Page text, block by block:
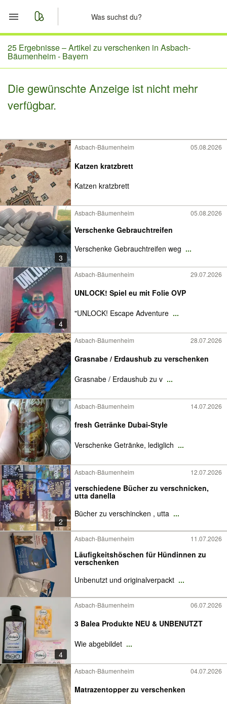
Start
Merkliste
Nachrichten
25 Ergebnisse –Artikel zu verschenken in Asbach-
Bäumenheim - Bayern
Die gewünschte Anzeige ist nicht mehr
verfügbar.
Asbach-Bäumenheim 05.08.2026
Katzen kratzbrett
Katzen kratzbrett
3
Asbach-Bäumenheim 05.08.2026
Verschenke Gebrauchtreifen
Verschenke Gebrauchtreifen weg ...
4
Asbach-Bäumenheim 29.07.2026
UNLOCK! Spiel eu mit Folie OVP
"UNLOCK! Escape Adventure ...
Asbach-Bäumenheim 28.07.2026
Grasnabe / Erdaushub zu verschenken
Grasnabe / Erdaushub zu v ...
Asbach-Bäumenheim 14.07.2026
fresh Getränke Dubai-Style
Verschenke Getränke, lediglich ...
2
Asbach-Bäumenheim 12.07.2026
verschiedene Bücher zu verschnicken,
utta danella
Bücher zu verschincken , utta ...
Asbach-Bäumenheim 11.07.2026
Läufigkeitshöschen für Hündinnen zu
verschenken
Unbenutzt und originalverpackt ...
4
Asbach-Bäumenheim 06.07.2026
3 Balea Produkte NEU & UNBENUTZT
Wie abgebildet ...
Asbach-Bäumenheim 04.07.2026
Matrazentopper zu verschenken